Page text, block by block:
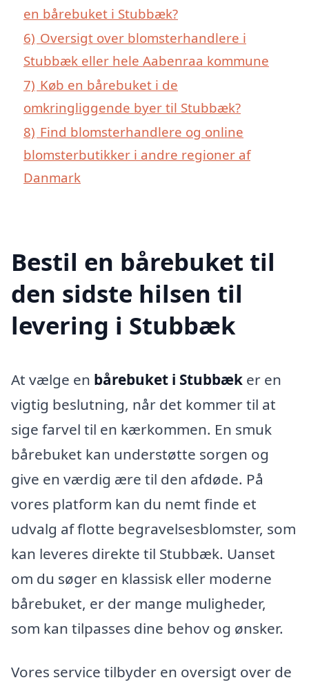
en bårebuket i Stubbæk?
6) Oversigt over blomsterhandlere i
Stubbæk eller hele Aabenraa kommune
7) Køb en bårebuket i de
omkringliggende byer til Stubbæk?
8) Find blomsterhandlere og online
blomsterbutikker i andre regioner af
Danmark
Bestil en bårebuket til
den sidste hilsen til
levering i Stubbæk
At vælge en bårebuket i Stubbæk er en
vigtig beslutning, når det kommer til at
sige farvel til en kærkommen. En smuk
bårebuket kan understøtte sorgen og
give en værdig ære til den afdøde. På
vores platform kan du nemt finde et
udvalg af flotte begravelsesblomster, som
kan leveres direkte til Stubbæk. Uanset
om du søger en klassisk eller moderne
bårebuket, er der mange muligheder,
som kan tilpasses dine behov og ønsker.
Vores service tilbyder en oversigt over de